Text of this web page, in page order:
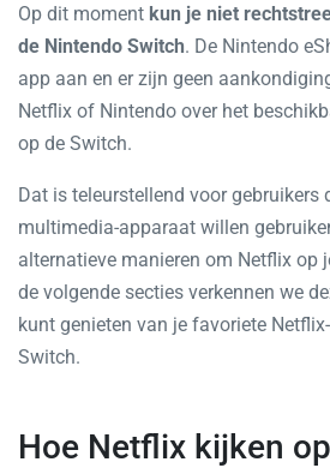
Op dit moment kun je niet
de Nintendo Switch. De Nintendo
app aan en er zijn geen
Netflix of Nintendo over het
op de Switch.
Dat is teleurstellend voor gebruikers
multimedia-apparaat willen
alternatieve manieren om Netflix op
de volgende secties verkennen we
kunt genieten van je favoriete
Switch.
Hoe Netflix kijken